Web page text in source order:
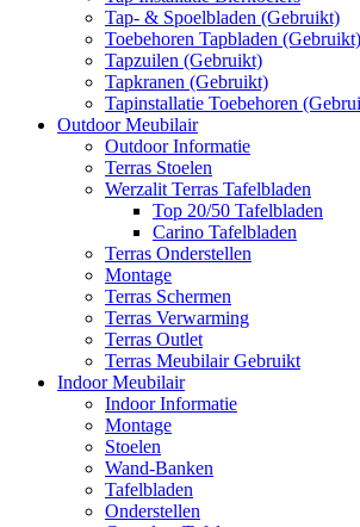
Tap- & Spoelbladen (Gebruikt)
Toebehoren Tapbladen (Gebruikt)
Tapzuilen (Gebruikt)
Tapkranen (Gebruikt)
Tapinstallatie Toebehoren
Outdoor Meubilair
Outdoor Informatie
Terras Stoelen
Werzalit Terras Tafelbladen
Top 20/50 Tafelbladen
Carino Tafelbladen
Terras Onderstellen
Montage
Terras Schermen
Terras Verwarming
Terras Outlet
Terras Meubilair Gebruikt
Indoor Meubilair
Indoor Informatie
Montage
Stoelen
Wand-Banken
Tafelbladen
Onderstellen